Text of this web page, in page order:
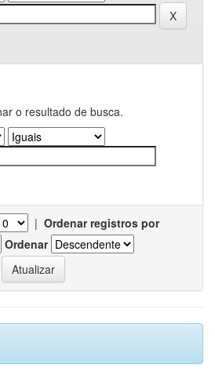
o resultado de busca.
| Ordenar registros por
Ordenar